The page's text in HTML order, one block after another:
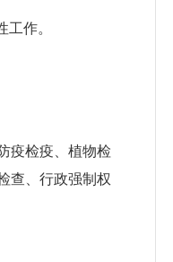
作。
疫检疫、植物检
查、行政强制权